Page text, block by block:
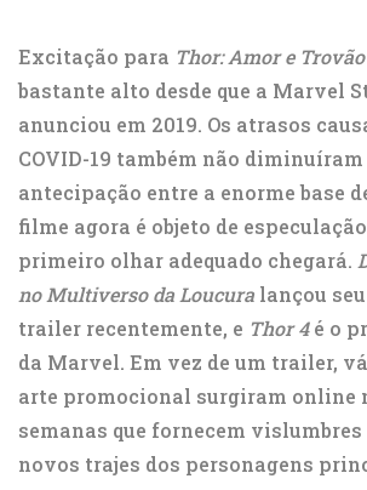
Excitação para Thor: Amor e Trovão
bastante alto desde que a Marvel
anunciou em 2019. Os atrasos
COVID-19 também não
antecipação entre a enorme base
filme agora é objeto de
primeiro olhar adequado chegará.
no Multiverso da Loucura lançou
trailer recentemente, e Thor 4é o
da Marvel. Em vez de um trailer,
arte promocional surgiram online
semanas que fornecem vislumbres
novos trajes dos personagens